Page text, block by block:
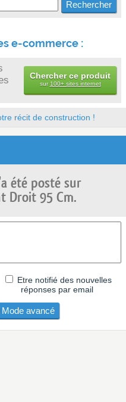
e-commerce :
Chercher ce produit
sur 100+ sites internet
récit de construction !
été posté sur
Droit 95 Cm.
Etre notifié des nouvelles
réponses par email
Mode avancé